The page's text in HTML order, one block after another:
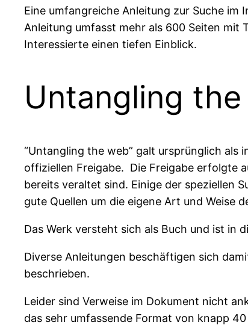
Eine umfangreiche Anleitung zur Suche
Anleitung umfasst mehr als 600 Seiten mit
Interessierte einen tiefen Einblick.
Untangling
“Untangling the web” galt ursprünglich als
offiziellen Freigabe. Die Freigabe erfolgte
bereits veraltet sind. Einige der speziellen
gute Quellen um die eigene Art und Weise
Das Werk versteht sich als Buch und ist in
Diverse Anleitungen beschäftigen sich
beschrieben.
Leider sind Verweise im Dokument nicht
das sehr umfassende Format von knapp